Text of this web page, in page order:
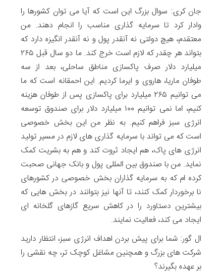
جان کری: سوال بزرگ این است که آیا می توان کشورها را
وادار کرد تا سرمایه گذاری مناسب را انجام دهند. من
معتقدم، هیچ دولتی نه آنقدر پول و نه آنقدر انگیزه دارد که
بتواند هر چقدر که لازم است خرج کند. ما دو سال قبل ۲۶۵
میلیارد دلار صرف پاکسازی مناطق ساحلی، بعد از سه
طوفان ماریا، هاروی و ایرما کردیم. این احمقانه است که ما
می توانیم ۲۶۵ میلیارد برای پاکسازی پس از طوفان هزینه
کنیم، اما نمی توانیم ۱۰۰ میلیارد دلار برای صندوق توسعه
انرژی سبز فراهم کنیم. به نظر من این بخش خصوصی
است که می تواند با سرمایه گذاری های لازم در مسیر تولید
انرژی های پاک، هم ایجاد ثروت کند و هم به بشریت کمک
نماید. من با صندوق بین المللی پول و بانک جهانی صحبت
کرده ام که به سرمایه گذاران بخش خصوصی در کشورهای
نا برخوردار کمک کنند، تا آنها نیز بتوانند در بخش هایی که
بیشترین دستاورد را در کاهش سریع گازهای گلخانه ای
ایجاد می کند، فعالیت نمایند.
ال گور: شما برای پیش بردن اهداف انرژی سبز، انتظار دارید
شرکت های بزرگ و همچنین مشاغل کوچک تر، چه نقشی را
بر عهده بگیرند؟